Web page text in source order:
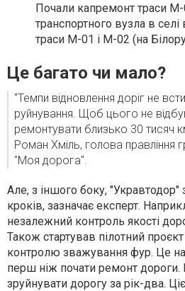
Почали капремонт траси
транспортного вузла в селі
траси М-01 і М-02 (на
Це багато чи мало?
"Темпи відновлення доріг не
руйнування. Щоб цього не
ремонтувати близько 30 тисяч
Роман Хміль, голова правління
"Моя дорога".
Але, з іншого боку, "Укравтодор"
кроків, зазначає експерт.
незалежний контроль якості
Також стартував пілотний
контролю зважування фур. Це
перш ніж почати ремонт
зруйнувати дорогу за рік-два.